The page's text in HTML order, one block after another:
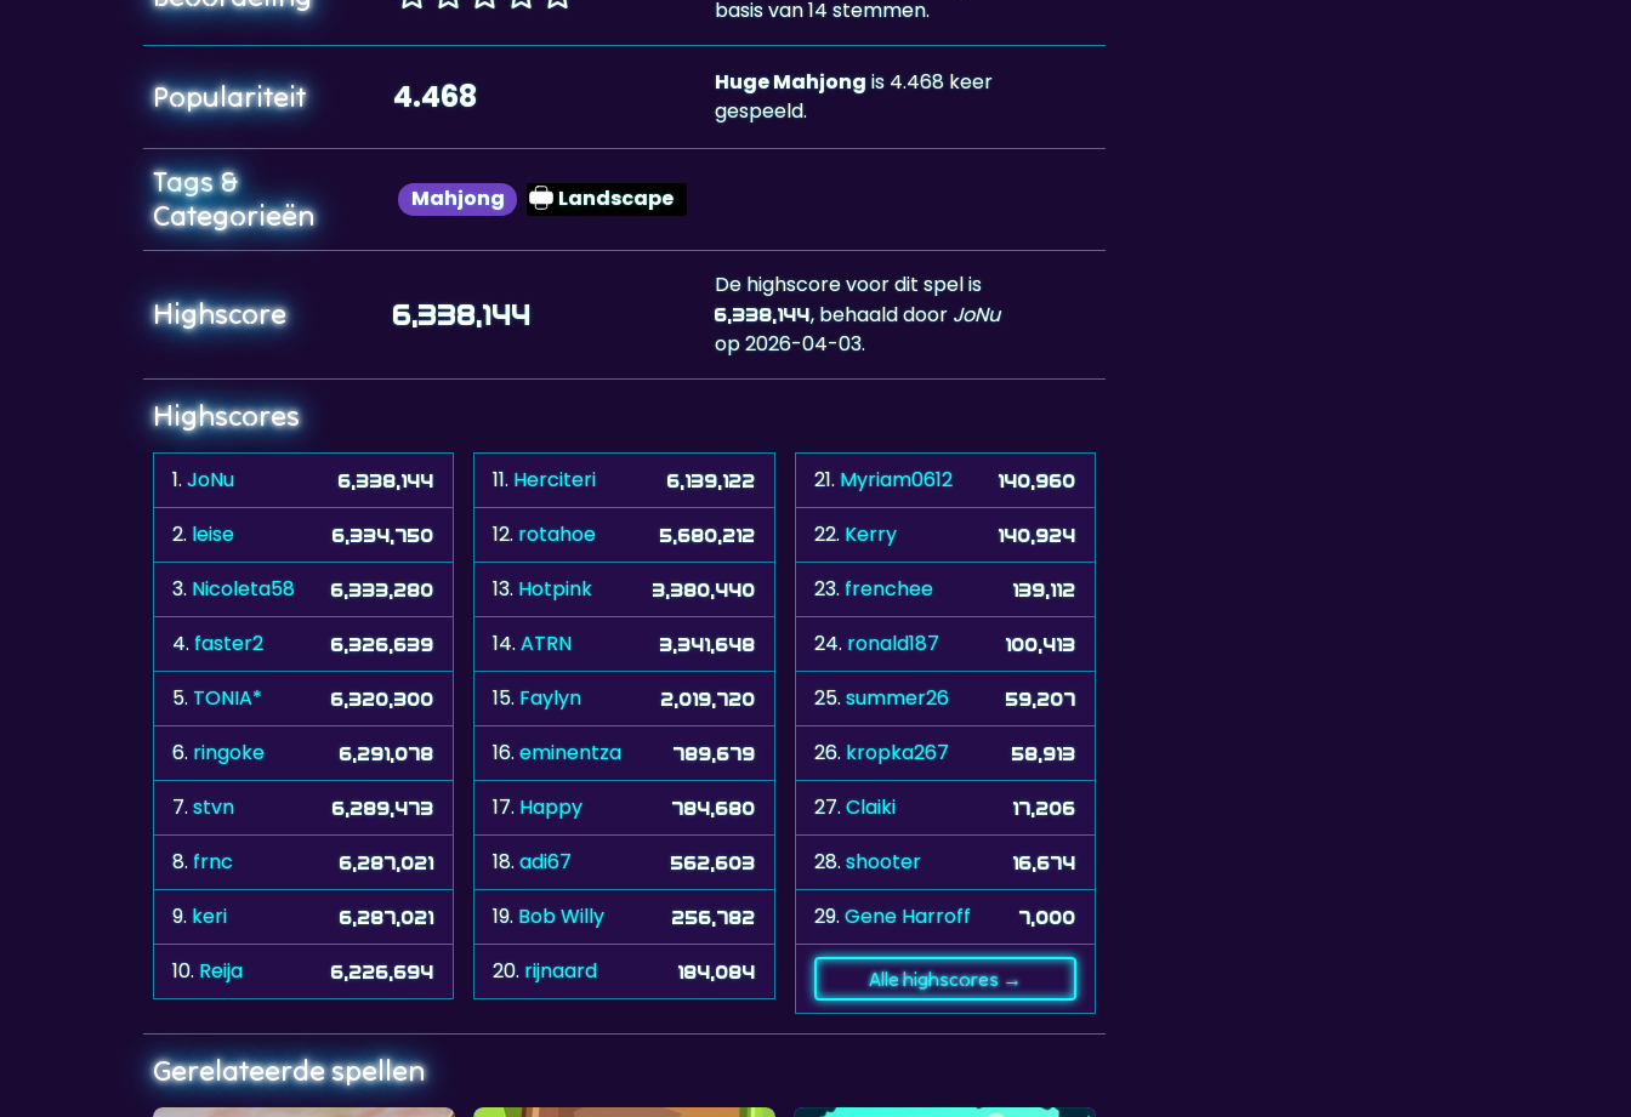
basis van 14 stemmen.
Populariteit 4.468 Huge Mahjongis 4.468 keer
gespeeld.
Tags &
Categorieën
Mahjong Landscape
Highscore 6,338,144
De highscore voor dit spel is
6,338,144, behaald door JoNu
op 2026-04-03.
Highscores
1.JoNu 6,338,144
2. leise 6,334,750
3. Nicoleta58 6,333,280
4.faster2 6,326,639
5. TONIA* 6,320,300
6. ringoke 6,291,078
7.stvn 6,289,473
8.frnc 6,287,021
9. keri 6,287,021
10. Reija 6,226,694
11. Herciteri 6,139,122
12. rotahoe 5,680,212
13. Hotpink 3,380,440
14.ATRN 3,341,648
15. Faylyn 2,019,720
16.eminentza 789,679
17. Happy 784,680
18.adi67 562,603
19. Bob Willy 256,782
20. rijnaard 184,084
21. Myriam0612 140,960
22. Kerry 140,924
23.frenchee 139,112
24. ronald187 100,413
25.summer26 59,207
26. kropka267 58,913
27.Claiki 17,206
28.shooter 16,674
29.Gene Harroff 7,000
Alle highscores →
Gerelateerde spellen